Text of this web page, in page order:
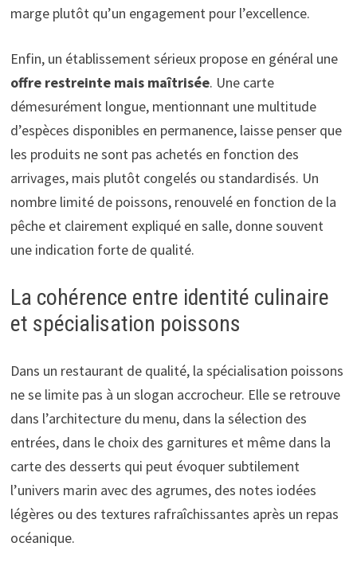
marge plutôt qu’un engagement pour l’excellence.
Enfin, un établissement sérieux propose en général une
offre restreinte mais maîtrisée. Une carte
démesurément longue, mentionnant une multitude
d’espèces disponibles en permanence, laisse penser que
les produits ne sont pas achetés en fonction des
arrivages, mais plutôt congelés ou standardisés. Un
nombre limité de poissons, renouvelé en fonction de la
pêche et clairement expliqué en salle, donne souvent
une indication forte de qualité.
La cohérence entre identité culinaire
et spécialisation poissons
Dans un restaurant de qualité, la spécialisation poissons
ne se limite pas à un slogan accrocheur. Elle se retrouve
dans l’architecture du menu, dans la sélection des
entrées, dans le choix des garnitures et même dans la
carte des desserts qui peut évoquer subtilement
l’univers marin avec des agrumes, des notes iodées
légères ou des textures rafraîchissantes après un repas
océanique.